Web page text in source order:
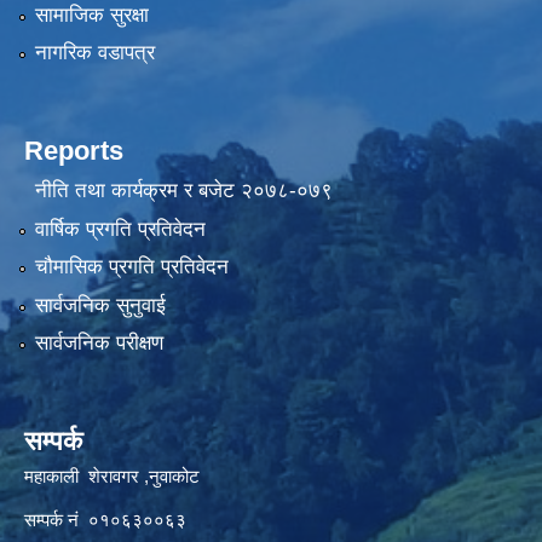
सामाजिक सुरक्षा
नागरिक वडापत्र
Reports
नीति तथा कार्यक्रम र बजेट २०७८-०७९
वार्षिक प्रगति प्रतिवेदन
चौमासिक प्रगति प्रतिवेदन
सार्वजनिक सुनुवाई
सार्वजनिक परीक्षण
सम्पर्क
महाकाली शेरावगर ,नुवाकोट
सम्पर्क नं ०१०६३००६३